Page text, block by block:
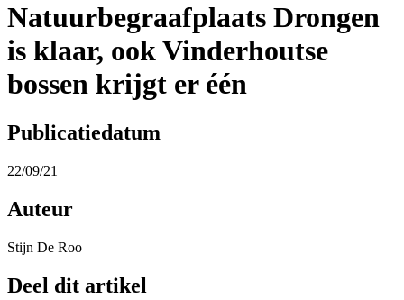
Natuurbegraafplaats Drongen
is klaar, ook Vinderhoutse
bossen krijgt er één
Publicatiedatum
22/09/21
Auteur
Stijn De Roo
Deel dit artikel